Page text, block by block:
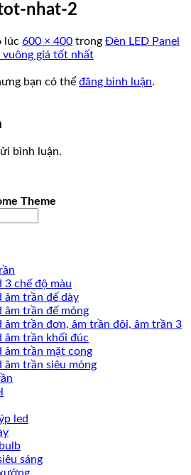
nhat-2
lúc 600 × 400 trong Đèn LED Panel
giá tốt nhất
bạn có thể đăng bình luận.
bình luận.
Theme
3 chế độ màu
âm trần đế dày
âm trần đế mỏng
âm trần đơn, âm trần đôi, âm trần 3
âm trần khối đúc
âm trần mặt cong
âm trần siêu mỏng
led
sáng